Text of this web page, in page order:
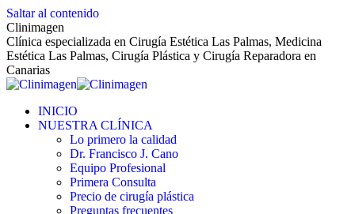
Saltar al contenido
Clinimagen
Clínica especializada en Cirugía Estética Las Palmas, Medicina
Estética Las Palmas, Cirugía Plástica y Cirugía Reparadora en
Canarias
INICIO
NUESTRA CLÍNICA
Lo primero la calidad
Dr. Francisco J. Cano
Equipo Profesional
Primera Consulta
Precio de cirugía plástica
Preguntas frecuentes